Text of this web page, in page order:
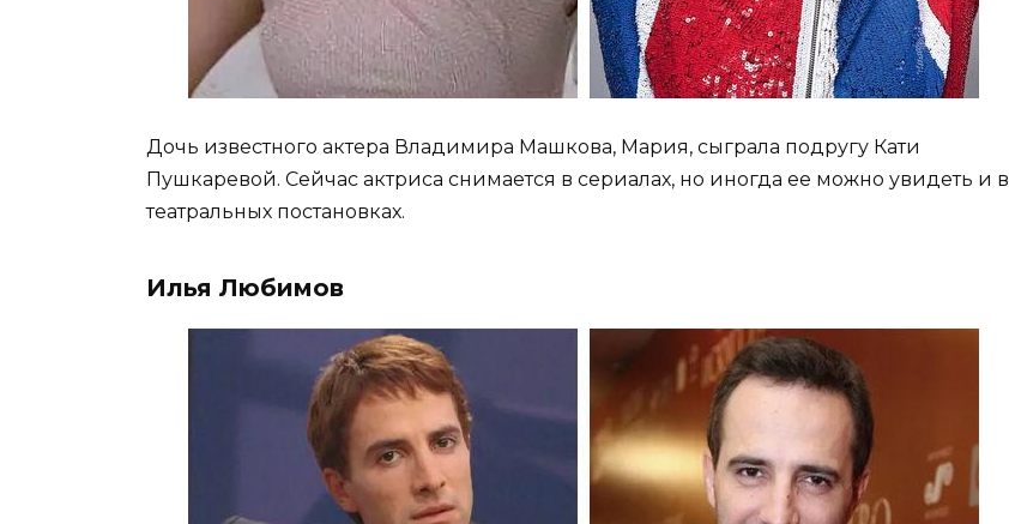
Дочь известного актера Владимира Машкова, Мария, сыграла подругу Кати
Пушкаревой. Сейчас актриса снимается в сериалах, но иногда ее можно увидеть и в
театральных постановках.
Илья Любимов